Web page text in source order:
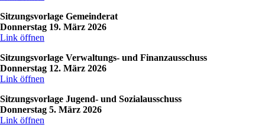
Sitzungsvorlage Gemeinderat
Donnerstag 19. März 2026
Link öffnen
Sitzungsvorlage Verwaltungs- und Finanzausschuss
Donnerstag 12. März 2026
Link öffnen
Sitzungsvorlage Jugend- und Sozialausschuss
Donnerstag 5. März 2026
Link öffnen